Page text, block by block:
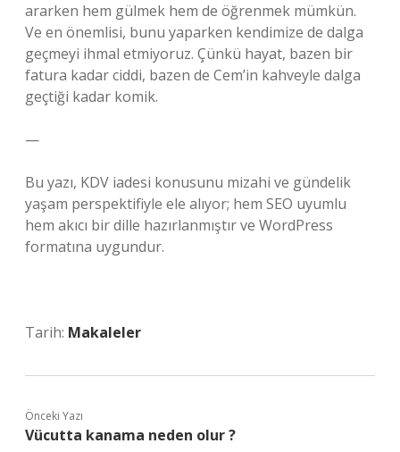
ararken hem gülmek hem de öğrenmek mümkün.
Ve en önemlisi, bunu yaparken kendimize de dalga
geçmeyi ihmal etmiyoruz. Çünkü hayat, bazen bir
fatura kadar ciddi, bazen de Cem’in kahveyle dalga
geçtiği kadar komik.
—
Bu yazı, KDV iadesi konusunu mizahi ve gündelik
yaşam perspektifiyle ele alıyor; hem SEO uyumlu
hem akıcı bir dille hazırlanmıştır ve WordPress
formatına uygundur.
Tarih: Makaleler
Önceki Yazı
Vücutta kanama neden olur ?